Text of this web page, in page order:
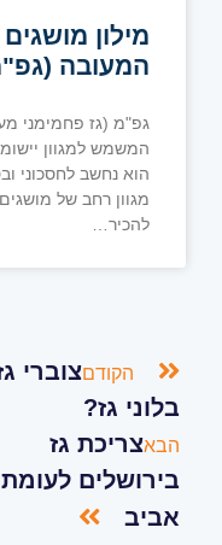
מילון
המעובה
גפ"מ (גז פחמימני
המשמש למגוון
הוא נחשב לחסכוני
מגוון רחב של
להכיר…
הקודםצוברי
בלוני גז?
הבאצריכת גז
בירושלים
אביב